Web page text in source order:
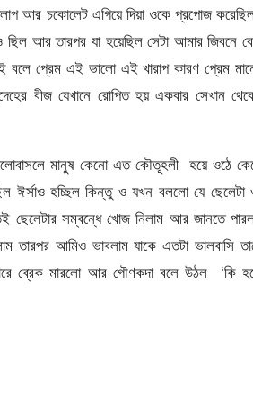
আর চকোলেট এগিয়ে দিয়া ওকে প্রপোজ
আর তারপর যা হয়েছিল সেটা আমার জিবনে
বলে প্রেম এই ভালো এই খারাপ কারণ প্রেম
বীজ যেখানে রোপিত হয় একবার সেখান
মানুষ কেনো এত কৌতূহলী হয়ে ওঠে
ঈর্সাও হচ্ছিল কিন্তু ও যখন বললো যে ছেলেটা
ছেলেটার সম্বন্ধে খোজ নিলাম আর জানতে
আমিও ভাবলাম যাকে এতটা ভালবাসি
ব্রেক মারলো আর গৌণকদা বলে উঠল ‘কি